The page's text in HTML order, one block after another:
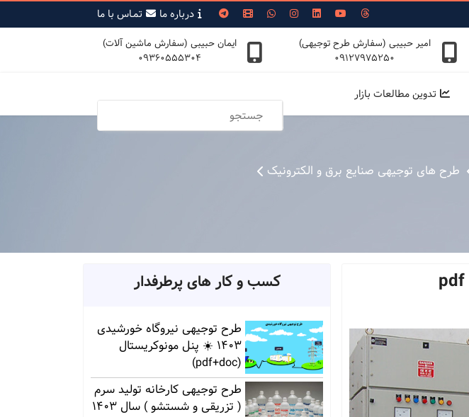
درباره ما تمـاس با ما
امیر حبیبی (سفارش طرح توجیهی)
09127975250
ایمان حبیبی (سفارش ماشین آلات)
09360555304
تدوین مطالعات بازار
طرح های توجیهی صنایع برق و الکترونیک
کسب و کار های پرطرفدار
طرح توجیهی نیروگاه خورشیدی
1403 ☀️ پنل مونوکریستال
(pdf+doc)
طرح توجیهی کارخانه تولید سرم
( تزریقی و شستشو ) سال 1403